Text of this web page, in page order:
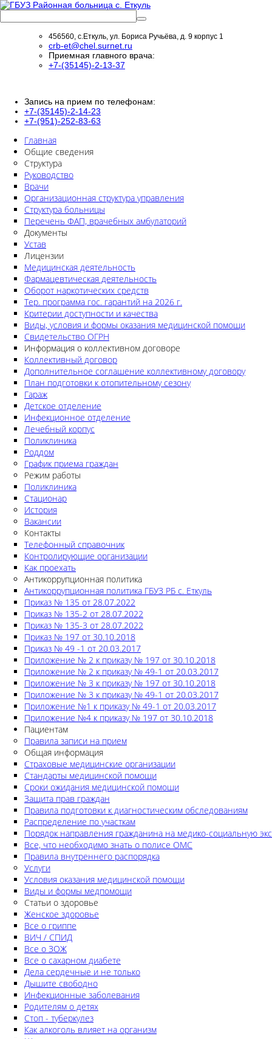
456560, с.Еткуль, ул. Бориса Ручьёва, д. 9 корпус 1
crb-et@chel.surnet.ru
Приемная главного врача:
+7-(35145)-2-13-37
Запись на прием по телефонам:
+7-(35145)-2-14-23
+7-(951)-252-83-63
Главная
Общие сведения
Структура
Руководство
Врачи
Организационная структура управления
Структура больницы
Перечень ФАП, врачебных амбулаторий
Документы
Устав
Лицензии
Медицинская деятельность
Фармацевтическая деятельность
Оборот наркотических средств
Тер. программа гос. гарантий на 2026 г.
Критерии доступности и качества
Виды, условия и формы оказания медицинской помощи
Свидетельство ОГРН
Информация о коллективном договоре
Коллективный договор
Дополнительное соглашение коллективному договору
План подготовки к отопительному сезону
Гараж
Детское отделение
Инфекционное отделение
Лечебный корпус
Поликлиника
Роддом
График приема граждан
Режим работы
Поликлиника
Стационар
История
Вакансии
Контакты
Телефонный справочник
Контролирующие организации
Как проехать
Антикоррупционная политика
Антикоррупционная политика ГБУЗ РБ с. Еткуль
Приказ № 135 от 28.07.2022
Приказ № 135-2 от 28.07.2022
Приказ № 135-3 от 28.07.2022
Приказ № 197 от 30.10.2018
Приказ № 49 -1 от 20.03.2017
Приложение № 2 к приказу № 197 от 30.10.2018
Приложение № 2 к приказу № 49-1 от 20.03.2017
Приложение № 3 к приказу № 197 от 30.10.2018
Приложение № 3 к приказу № 49-1 от 20.03.2017
Приложение №1 к приказу № 49-1 от 20.03.2017
Приложение №4 к приказу № 197 от 30.10.2018
Пациентам
Правила записи на прием
Общая информация
Страховые медицинские организации
Стандарты медицинской помощи
Сроки ожидания медицинской помощи
Защита прав граждан
Правила подготовки к диагностическим обследованиям
Распределение по участкам
Порядок направления гражданина на медико-социальную
Все, что необходимо знать о полисе ОМС
Правила внутреннего распорядка
Услуги
Условия оказания медицинской помощи
Виды и формы медпомощи
Статьи о здоровье
Женское здоровье
Все о гриппе
ВИЧ / СПИД
Все о ЗОЖ
Все о сахарном диабете
Дела сердечные и не только
Дышите свободно
Инфекционные заболевания
Родителям о детях
Стоп - туберкулез
Как алкоголь влияет на организм